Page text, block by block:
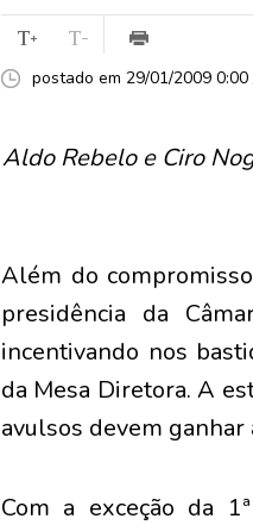
postado em 29/01/2009
Aldo Rebelo e Ciro
Além do
presidência da
incentivando nos
da Mesa Diretora. A
avulsos devem
Com a exceção da